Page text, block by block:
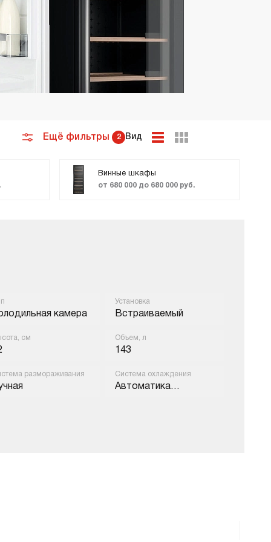
Подогреватели
Ещё фильтры 2 Вид
Винные шкафы
от 680 000 до 680 000 руб.
камера
Установка
Встраиваемый
см Объем, л
143
размораживания Система охлаждения
Автоматика